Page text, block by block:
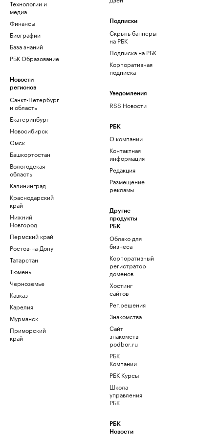
Технологии и
медиа
Финансы
Биографии
База знаний
РБК Образование
Новости
регионов
Санкт-Петербург
и область
Екатеринбург
Новосибирск
Омск
Башкортостан
Вологодская
область
Калининград
Краснодарский
край
Нижний
Новгород
Пермский край
Ростов-на-Дону
Татарстан
Тюмень
Черноземье
Кавказ
Карелия
Мурманск
Приморский
край
Подписки
Скрыть баннеры
на РБК
Подписка на РБК
Корпоративная
подписка
Уведомления
RSS Новости
РБК
О компании
Контактная
информация
Редакция
Размещение
рекламы
Другие
продукты
РБК
Облако для
бизнеса
Корпоративный
регистратор
доменов
Хостинг
сайтов
Рег.решения
Знакомства
Сайт
знакомств
podbor.ru
РБК
Компании
РБК Курсы
Школа
управления
РБК
РБК
Новости